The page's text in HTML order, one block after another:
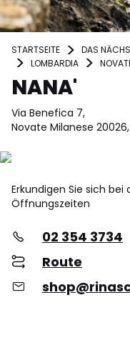
STARTSEITE DAS
LOMBARDIA
NANA'
Via Benefica 7,
Novate Milanese
Erkundigen Sie sich
Öffnungszeiten
02 354 3734
Route